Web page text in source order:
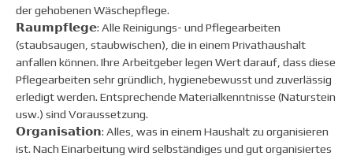
der gehobenen Wäschepflege.
𝗥𝗮𝘂𝗺𝗽𝗳𝗹𝗲𝗴𝗲: Alle Reinigungs- und Pflegearbeiten
(staubsaugen, staubwischen), die in einem Privathaushalt
anfallen können. Ihre Arbeitgeber legen Wert darauf, dass diese
Pflegearbeiten sehr gründlich, hygienebewusst und zuverlässig
erledigt werden. Entsprechende Materialkenntnisse (Naturstein
usw.) sind Voraussetzung.
𝗢𝗿𝗴𝗮𝗻𝗶𝘀𝗮𝘁𝗶𝗼𝗻: Alles, was in einem Haushalt zu organisieren
ist. Nach Einarbeitung wird selbständiges und gut organisiertes